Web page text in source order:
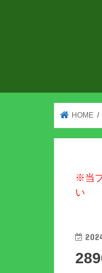
HOME
※当
い